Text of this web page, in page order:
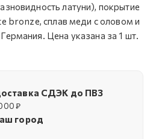
латуни), покрытие
bronze, сплав меди с оловом и
Цена указана за 1 шт.
СДЭК до ПВЗ
₽
город